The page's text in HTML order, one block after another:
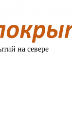
на севере